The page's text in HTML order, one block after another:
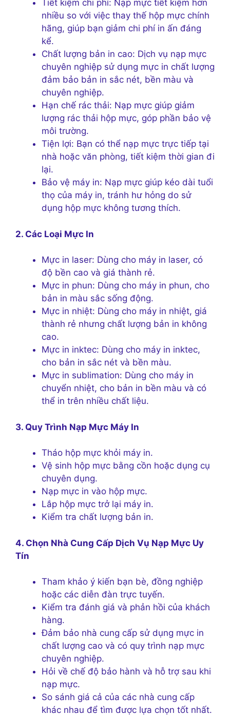
Tiết kiệm chi phí: Nạp mực tiết kiệm hơn
nhiều so với việc thay thế hộp mực chính
hãng, giúp bạn giảm chi phí in ấn đáng
kể.
Chất lượng bản in cao: Dịch vụ nạp mực
chuyên nghiệp sử dụng mực in chất lượng
đảm bảo bản in sắc nét, bền màu và
chuyên nghiệp.
Hạn chế rác thải: Nạp mực giúp giảm
lượng rác thải hộp mực, góp phần bảo vệ
môi trường.
Tiện lợi: Bạn có thể nạp mực trực tiếp tại
nhà hoặc văn phòng, tiết kiệm thời gian đi
lại.
Bảo vệ máy in: Nạp mực giúp kéo dài tuổi
thọ của máy in, tránh hư hỏng do sử
dụng hộp mực không tương thích.
2. Các Loại Mực In
Mực in laser: Dùng cho máy in laser, có
độ bền cao và giá thành rẻ.
Mực in phun: Dùng cho máy in phun, cho
bản in màu sắc sống động.
Mực in nhiệt: Dùng cho máy in nhiệt, giá
thành rẻ nhưng chất lượng bản in không
cao.
Mực in inktec: Dùng cho máy in inktec,
cho bản in sắc nét và bền màu.
Mực in sublimation: Dùng cho máy in
chuyển nhiệt, cho bản in bền màu và có
thể in trên nhiều chất liệu.
3. Quy Trình Nạp Mực Máy In
Tháo hộp mực khỏi máy in.
Vệ sinh hộp mực bằng cồn hoặc dụng cụ
chuyên dụng.
Nạp mực in vào hộp mực.
Lắp hộp mực trở lại máy in.
Kiểm tra chất lượng bản in.
4. Chọn Nhà Cung Cấp Dịch Vụ Nạp Mực Uy
Tín
Tham khảo ý kiến bạn bè, đồng nghiệp
hoặc các diễn đàn trực tuyến.
Kiểm tra đánh giá và phản hồi của khách
hàng.
Đảm bảo nhà cung cấp sử dụng mực in
chất lượng cao và có quy trình nạp mực
chuyên nghiệp.
Hỏi về chế độ bảo hành và hỗ trợ sau khi
nạp mực.
So sánh giá cả của các nhà cung cấp
khác nhau để tìm được lựa chọn tốt nhất.